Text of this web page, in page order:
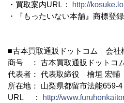
・買取案内URL：
http://
・『もったいない本舗』商標
■古本買取通販ドットコム 会社
商号 ： 古本買取通販ドットコ
代表者： 代表取締役 檜垣 宏輔
所在地： 山梨県都留市法能659-4
URL ：
http://